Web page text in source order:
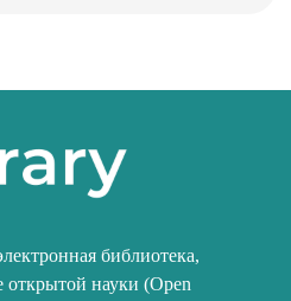
библиотека,
открытой науки (Open